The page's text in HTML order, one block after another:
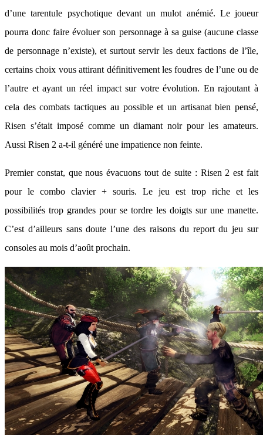
d’une tarentule psychotique devant un mulot anémié. Le joueur
pourra donc faire évoluer son personnage à sa guise (aucune classe
de personnage n’existe), et surtout servir les deux factions de l’île,
certains choix vous attirant définitivement les foudres de l’une ou de
l’autre et ayant un réel impact sur votre évolution. En rajoutant à
cela des combats tactiques au possible et un artisanat bien pensé,
Risen s’était imposé comme un diamant noir pour les amateurs.
Aussi Risen 2 a-t-il généré une impatience non feinte.
Premier constat, que nous évacuons tout de suite : Risen 2 est fait
pour le combo clavier + souris. Le jeu est trop riche et les
possibilités trop grandes pour se tordre les doigts sur une manette.
C’est d’ailleurs sans doute l’une des raisons du report du jeu sur
consoles au mois d’août prochain.